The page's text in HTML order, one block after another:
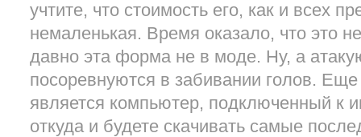
учтите, что стоимость его, как и всех
немаленькая. Время оказало, что это
давно эта форма не в моде. Ну, а
посоревнуются в забивании голов.
является компьютер, подключенный к
откуда и будете скачивать самые